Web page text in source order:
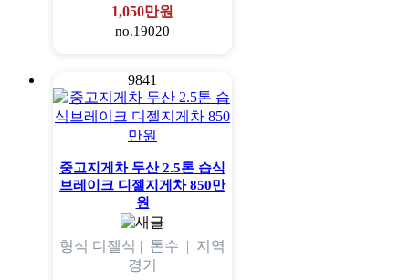
1,050만원
no.19020
9841
중고지게차 두산 2.5톤 습식
브레이크 디젤지게차 850만
원
형식 디젤식 | 톤수 | 지역
경기